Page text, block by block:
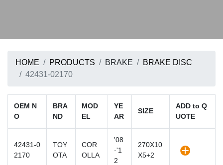
HOME PRODUCTS BRAKE
BRAKE DISC
42431-02170
OEM N
O
BRA
ND
MOD
EL
YE
AR
SIZE
ADD to Q
UOTE
42431-0
2170
TOY
OTA
COR
OLLA
'08
-'1
2
270X10
X5+2